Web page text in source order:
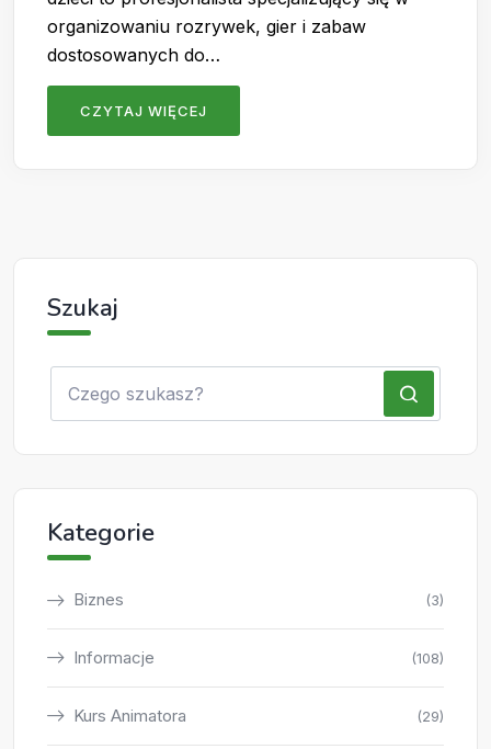
organizowaniu rozrywek, gier i zabaw
dostosowanych do…
CZYTAJ WIĘCEJ
Szukaj
Kategorie
Biznes (3)
Informacje (108)
Kurs Animatora (29)